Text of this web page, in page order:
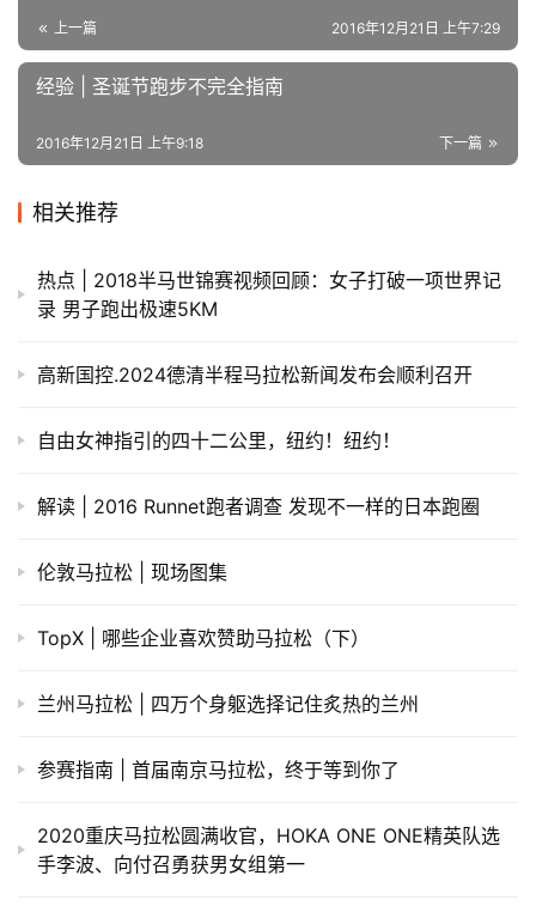
上一篇 2016年12月21日 上午7:29
经验 | 圣诞节跑步不完全指南
下一篇
2016年12月21日 上午9:18
相关推荐
热点 | 2018半马世锦赛视频回顾：女子打破一项世界记
录 男子跑出极速5KM
高新国控.2024德清半程马拉松新闻发布会顺利召开
自由女神指引的四十二公里，纽约！纽约！
解读 | 2016 Runnet跑者调查 发现不一样的日本跑圈
伦敦马拉松 | 现场图集
TopX | 哪些企业喜欢赞助马拉松（下）
兰州马拉松 | 四万个身躯选择记住炙热的兰州
参赛指南 | 首届南京马拉松，终于等到你了
2020重庆马拉松圆满收官，HOKA ONE ONE精英队选
手李波、向付召勇获男女组第一